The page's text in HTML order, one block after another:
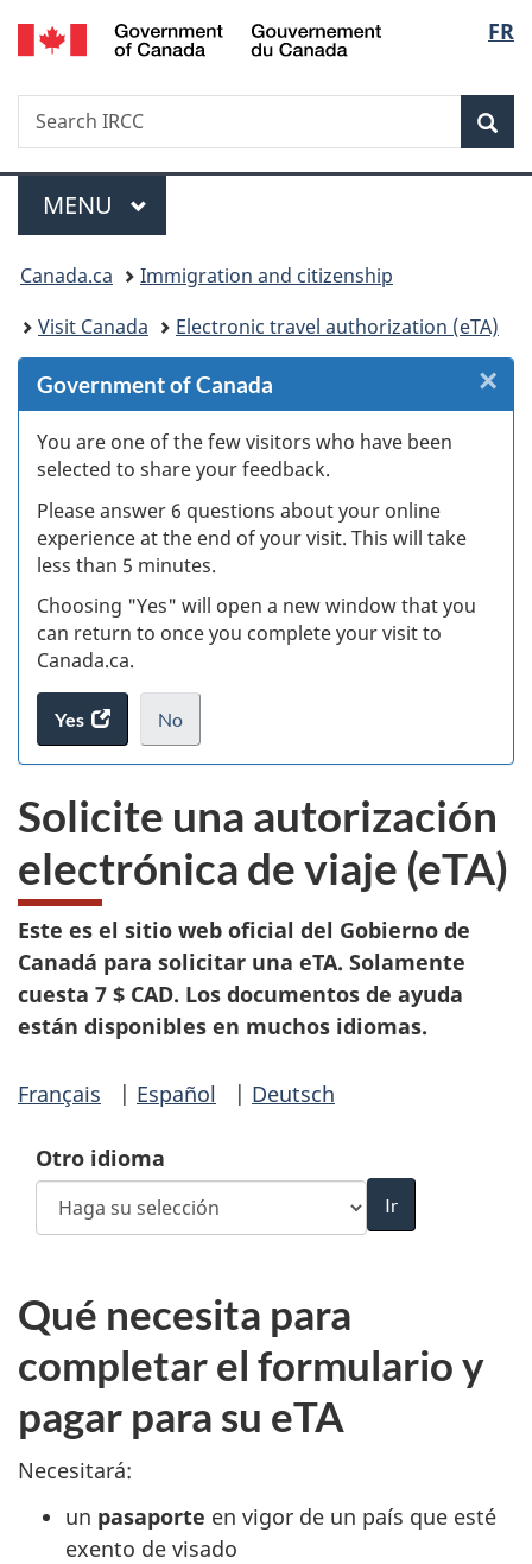
Skip
to
Skip
to
Skip
to
Switch
to
FR
Search
Search
IRCC
Menu
MAIN
MENU
You
are
here:
Canada.ca
Immigration and citizenship
Visit Canada
Electronic travel authorization (eTA)
Government of Canada
You are one of the few visitors who have been
selected to share your feedback.
Please answer 6 questions about your online
experience at the end of your visit. This will take
less than 5 minutes.
Choosing "Yes" will open a new window that you
can return to once you complete your visit to
Canada.ca.
Yes
access
the
survey.
No
I
want
to
take
website
survey,
.
×
Solicite una autorización
electrónica de viaje (eTA)
Este es el sitio web oficial del Gobierno de
Canadá para solicitar una eTA. Solamente
cuesta 7 $ CAD. Los documentos de ayuda
están disponibles en muchos idiomas.
Français | Español | Deutsch
Otro idioma
Qué necesita para
completar el formulario y
pagar para su eTA
Necesitará:
un pasaporte en vigor de un país que esté
exento de visado